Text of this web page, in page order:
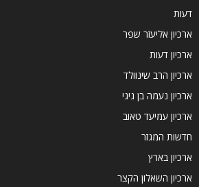
דעות
ארכיון אליעזר שפר
ארכיון דעות
ארכיון הרב שינוולד
ארכיון נעמה בן גיגי
ארכיון עמיעד טאוב
חדשות המגזר
ארכיון בארץ
ארכיון השאלון הקצר